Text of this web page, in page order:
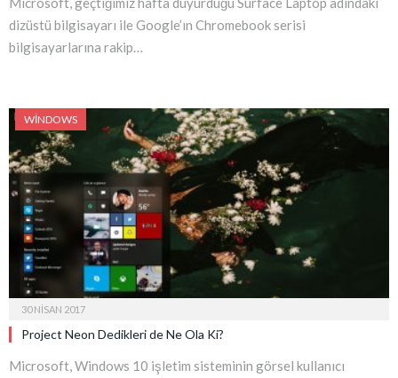
dizüstü bilgisayarı ile Google’ın Chromebook serisi
bilgisayarlarına rakip…
WINDOWS
30 NISAN 2017
Project Neon Dedikleri de Ne Ola Ki?
Microsoft, Windows 10 işletim sisteminin görsel kullanıcı